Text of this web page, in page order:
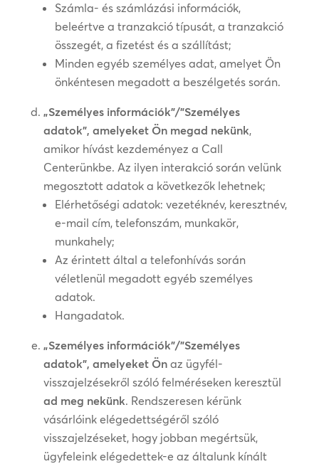
Számla- és számlázási információk,
beleértve a tranzakció típusát, a tranzakció
összegét, a fizetést és a szállítást;
Minden egyéb személyes adat, amelyet Ön
önkéntesen megadott a beszélgetés során.
„Személyes információk”/”Személyes
adatok”, amelyeket Ön megad nekünk,
amikor hívást kezdeményez a Call
Centerünkbe. Az ilyen interakció során velünk
megosztott adatok a következők lehetnek;
Elérhetőségi adatok: vezetéknév, keresztnév,
e-mail cím, telefonszám, munkakör,
munkahely;
Az érintett által a telefonhívás során
véletlenül megadott egyéb személyes
adatok.
Hangadatok.
„Személyes információk”/”Személyes
adatok”, amelyeket Önaz ügyfél-
visszajelzésekről szóló felméréseken keresztül
ad meg nekünk. Rendszeresen kérünk
vásárlóink elégedettségéről szóló
visszajelzéseket, hogy jobban megértsük,
ügyfeleink elégedettek-e az általunk kínált